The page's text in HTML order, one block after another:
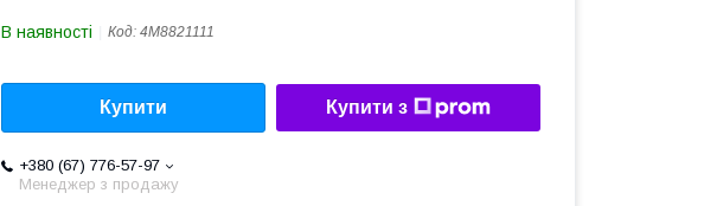
В наявності Код: 4M8821111
Купити Купити з
+380 (67) 776-57-97
Менеджер з продажу